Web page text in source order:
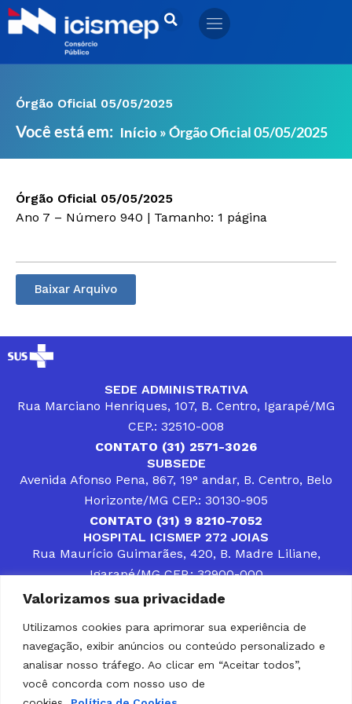
Valorizamos sua privacidade
Utilizamos cookies para aprimorar sua experiência de
navegação, exibir anúncios ou conteúdo personalizado e
analisar nosso tráfego. Ao clicar em “Aceitar todos”,
você concorda com nosso uso de
Ir
para
Órgão Oficial 05/05/2025
Você está em: Início »Órgão Oficial 05/05/2025
Órgão Oficial 05/05/2025
Ano 7 – Número 940 | Tamanho: 1 página
Baixar Arquivo
SEDE ADMINISTRATIVA
Rua Marciano Henriques, 107, B. Centro, Igarapé/MG
CEP.: 32510-008
CONTATO (31) 2571-3026
SUBSEDE
Avenida Afonso Pena, 867, 19° andar, B. Centro, Belo
Horizonte/MG CEP.: 30130-905
CONTATO (31) 9 8210-7052
HOSPITAL ICISMEP 272 JOIAS
Rua Maurício Guimarães, 420, B. Madre Liliane,
Igarapé/MG CEP.: 32900-000
CONTATOS (31) 3512-4400 ou (31) 9 8309-8660
DESENVOLVER SOLUÇÕES, AÇÕES E SERVIÇOS
PÚBLICOS QUE COMPLEMENTEM A ASSISTÊNCIA À
POPULAÇÃO DA REGIÃO EM QUE ATUA, SENDO
PARCEIRO DOS MUNICÍPIOS CONSORCIADOS NA
SOLUÇÃO DE DIFICULDADES ENFRENTADAS POR
GESTORES MUNICIPAIS, É O COMPROMISSO DO
ICISMEP.